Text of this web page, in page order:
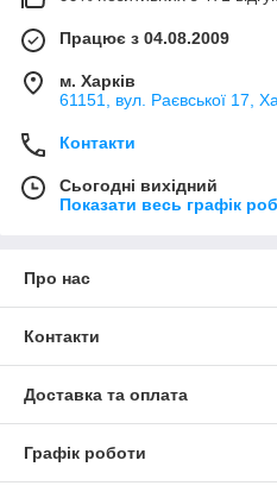
Працює з 04.08.2009
м. Харків
61151, вул. Раєвської 17,
Контакти
Сьогодні вихідний
Показати весь графік
Про нас
Контакти
Доставка та оплата
Графік роботи